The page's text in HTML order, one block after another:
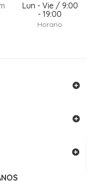
Lun - Vie / 9:00
- 19:00
Horario